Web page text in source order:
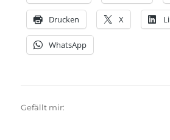
Drucken X
WhatsApp
Gefällt mir: